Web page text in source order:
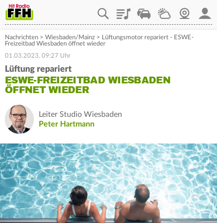
PlaylistStaupilotWetterWebcam
Nachrichten > Wiesbaden/Mainz > Lüftungsmotor repariert - ESWE-
Freizeitbad Wiesbaden öffnet wieder
01.03.2023, 09:27 Uhr
Lüftung repariert
ESWE-FREIZEITBAD WIESBADEN
ÖFFNET WIEDER
Leiter Studio Wiesbaden
Peter Hartmann